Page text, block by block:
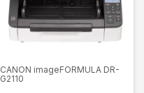
CANON imageFORMULA DR-
G2110